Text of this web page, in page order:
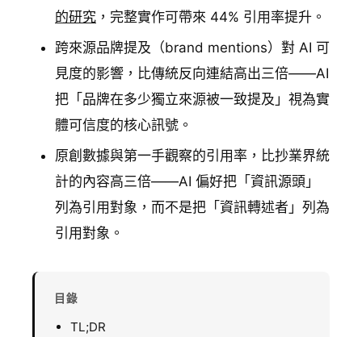
的研究 ，完整實作可帶來 44% 引用率提升。
跨來源品牌提及（brand mentions）對 AI 可
見度的影響，比傳統反向連結高出三倍——AI
把「品牌在多少獨立來源被一致提及」視為實
體可信度的核心訊號。
原創數據與第一手觀察的引用率，比抄業界統
計的內容高三倍——AI 偏好把「資訊源頭」
列為引用對象，而不是把「資訊轉述者」列為
引用對象。
目錄
TL;DR